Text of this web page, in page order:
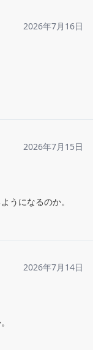
2026年7月16日
2026年7月15日
うになるのか。
2026年7月14日